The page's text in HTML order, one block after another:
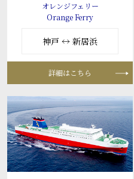
オレンジフェリー
Orange Ferry
神戸 ↔ 新居浜
詳細はこちら